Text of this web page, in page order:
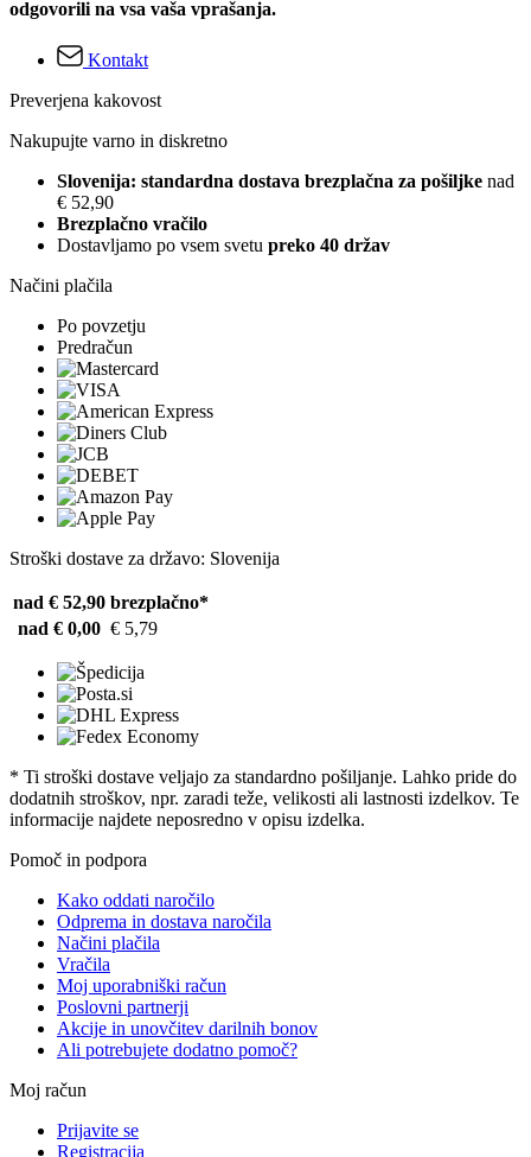
odgovorili na vsa vaša vprašanja.
Kontakt
Preverjena kakovost
Nakupujte varno in diskretno
Slovenija: standardna dostava brezplačna za pošiljke nad
€ 52,90
Brezplačno vračilo
Dostavljamo po vsem svetu preko 40 držav
Načini plačila
Po povzetju
Predračun
Stroški dostave za državo: Slovenija
nad € 52,90 brezplačno*
nad € 0,00 € 5,79
* Ti stroški dostave veljajo za standardno pošiljanje. Lahko pride do
dodatnih stroškov, npr. zaradi teže, velikosti ali lastnosti izdelkov. Te
informacije najdete neposredno v opisu izdelka.
Pomoč in podpora
Kako oddati naročilo
Odprema in dostava naročila
Načini plačila
Vračila
Moj uporabniški račun
Poslovni partnerji
Akcije in unovčitev darilnih bonov
Ali potrebujete dodatno pomoč?
Moj račun
Prijavite se
Registracija